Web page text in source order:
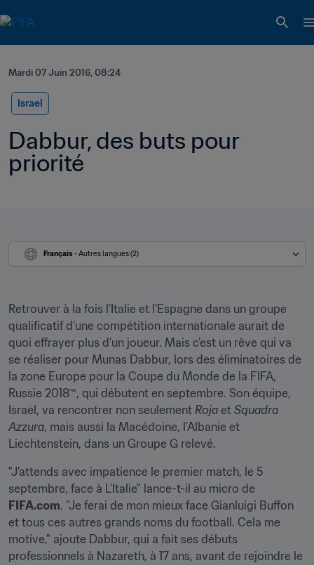
Mardi 07 Juin 2016, 08:24
Israel
Dabbur, des buts pour
priorité
Français - Autres langues (2)
Retrouver à la fois l’Italie et l'Espagne dans un groupe
qualificatif d’une compétition internationale aurait de
quoi effrayer plus d’un joueur. Mais c’est un rêve qui va
se réaliser pour Munas Dabbur, lors des éliminatoires de
la zone Europe pour la Coupe du Monde de la FIFA,
Russie 2018™, qui débutent en septembre. Son équipe,
Israël, va rencontrer non seulement Roja et Squadra
Azzura, mais aussi la Macédoine, l’Albanie et
Liechtenstein, dans un Groupe G relevé.
"J'attends avec impatience le premier match, le 5
septembre, face à L’Italie" lance-t-il au micro de
FIFA.com. "Je ferai de mon mieux face Gianluigi Buffon
et tous ces autres grands noms du football. Cela me
motive," ajoute Dabbur, qui a fait ses débuts
professionnels à Nazareth, à 17 ans, avant de rejoindre le